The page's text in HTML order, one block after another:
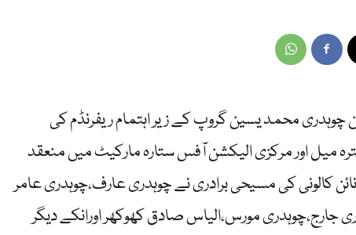
چوہدری محمد یسین گروپ کے زیر اہتمام ریفرنڈم کی
میل اور مرکزی الیکشن آفس ستارہ مارکیٹ میں منعقد
کالونی کی مسیحی برادری نے چوہدری عارف،چوہدری عامر
جارج،چوہدری مورس،الیاس صادق کھوکھر اورانکے دیگر